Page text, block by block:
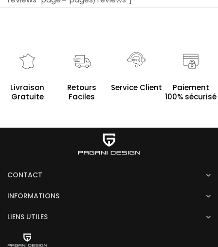
Livraison
Gratuite
Retours
Faciles
Service Client
Paiement
100% sécurisé
CONTACT
INFORMATIONS
LIENS UTILES